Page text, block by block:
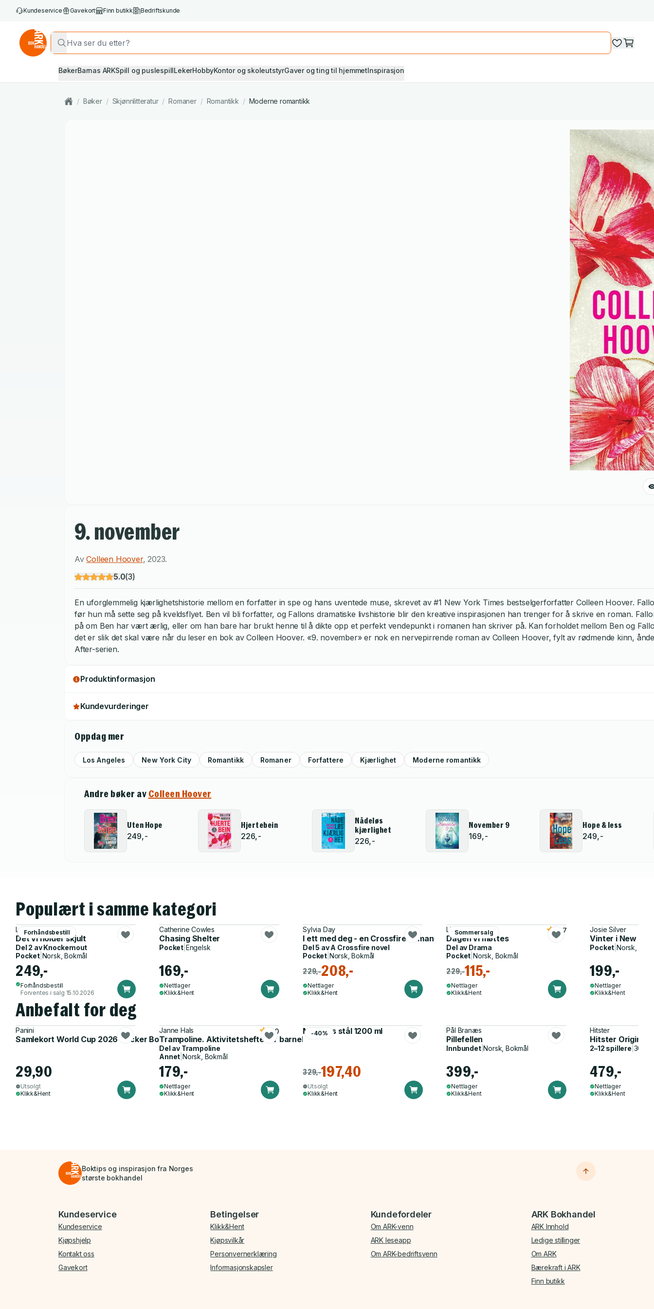
Kundeservice Gavekort Finn butikk Bedriftskunde
BøkerBarnas ARKSpill og puslespillLekerHobbyKontor og skoleutstyrGaver og ting til hjemmetInspirasjon
/ Bøker / Skjønnlitteratur / Romaner / Romantikk / Moderne romantikk
9. november
AvColleen Hoover,2023.
5.0(3)
En uforglemmelig kjærlighetshistorie mellom en forfatter in spe og hans uventede muse, skrevet av #1 New York Times bestselgerforfatter Colleen Hoover.
før hun må sette seg på kveldsflyet. Ben vil bli forfatter, og Fallons dramatiske livshistorie blir den kreative inspirasjonen han trenger for å skrive en roman.
på om Ben har vært ærlig, eller om han bare har brukt henne til å dikte opp et perfekt vendepunkt i romanen han skriver på. Kan forholdet mellom Ben og
det er slik det skal være når du leser en bok av Colleen Hoover. «9. november» er nok en nervepirrende roman av Colleen Hoover, fylt av rødmende kinn,
After-serien.
Produktinformasjon
Kundevurderinger
Oppdag mer
Los Angeles New York City Romantikk Romaner Forfattere Kjærlighet Moderne romantikk
Andre bøker av Colleen Hoover
Uten Hope
249,-
Hjertebein
226,-
Nådeløs
kjærlighet
226,-
November 9
169,-
Hope & less
249,-
Populært i samme kategori
Forhåndsbestill
Lucy Score
Det vi holder skjult
Del 2 avKnockemout
Pocket| Norsk, Bokmål
249,-
Forhåndsbestill
Forventes i salg 15.10.2026
Catherine Cowles
Chasing Shelter
Pocket| Engelsk
169,-
Nettlager
Klikk&Hent
Sylvia Day
I ett med deg - en Crossfire-roman
Del 5 avA Crossfire novel
Pocket Norsk, Bokmål
229,-208,-
Nettlager
Klikk&Hent
Sommersalg
Lisa Jewell
Dagen vi møttes
4.7
Del av Drama
Pocket Norsk, Bokmål
229,-115,-
Nettlager
Klikk&Hent
Josie Silver
Vinter i New
Pocket |Norsk,
199,-
Nettlager
Klikk&Hent
Anbefalt for deg
Panini
Samlekort World Cup 2026 Sticker Booster
29,90
Utsolgt
Klikk&Hent
Janne Hals
Trampoline. Aktivitetshefte for barnehagen
5.0
Del av Trampoline
Annet Norsk, Bokmål
179,-
Nettlager
Klikk&Hent
-40%
Matboks stål 1200 ml
329,-197,40
Utsolgt
Klikk&Hent
Pål Branæs
Pillefellen
Innbundet|Norsk, Bokmål
399,-
Nettlager
Klikk&Hent
Hitster
Hitster Original
2–12 spillere
479,-
Nettlager
Klikk&Hent
Boktips og inspirasjon fra Norges
største bokhandel
Bunnmeny
Kundeservice
Kundeservice
Kjøpshjelp
Kontakt oss
Gavekort
Betingelser
Klikk&Hent
Kjøpsvilkår
Personvernerklæring
Informasjonskapsler
Kundefordeler
Om ARK-venn
ARK leseapp
Om ARK-bedriftsvenn
ARK Bokhandel
ARK Innhold
Ledige stillinger
Om ARK
Bærekraft i ARK
Finn butikk